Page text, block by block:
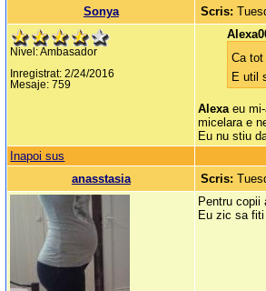
Sonya Scris:
Nivel: Ambasador
Inregistrat: 2/24/2016
Mesaje: 759
Ca
E util
Alexaeu mi-
micelara e
Eu nu stiu
Inapoi sus
anasstasia
Scris:
Pentru copii
Eu zic sa